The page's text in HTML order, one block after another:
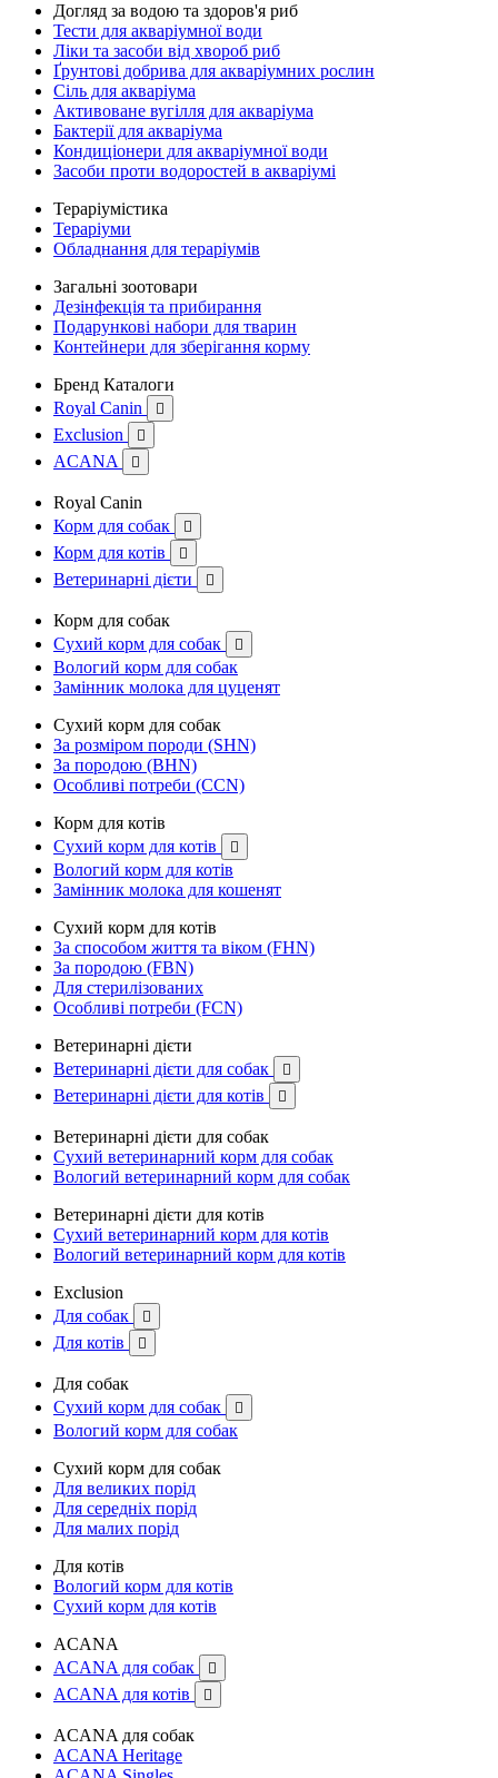
Догляд за водою та здоров'я риб
Тести для акваріумної води
Ліки та засоби від хвороб риб
Ґрунтові добрива для акваріумних рослин
Сіль для акваріума
Активоване вугілля для акваріума
Бактерії для акваріума
Кондиціонери для акваріумної води
Засоби проти водоростей в акваріумі
Тераріумістика
Тераріуми
Обладнання для тераріумів
Загальні зоотовари
Дезінфекція та прибирання
Подарункові набори для тварин
Контейнери для зберігання корму
Бренд Каталоги
Royal Canin

Exclusion 
ACANA 
Royal Canin
Корм для собак

Корм для котів 
Ветеринарні дієти 
Корм для собак
Сухий корм для собак

Вологий корм для собак
Замінник молока для цуценят
Сухий корм для собак
За розміром породи (SHN)
За породою (BHN)
Особливі потреби (CCN)
Корм для котів
Сухий корм для котів

Вологий корм для котів
Замінник молока для кошенят
Сухий корм для котів
За способом життя та віком (FHN)
За породою (FBN)
Для стерилізованих
Особливі потреби (FCN)
Ветеринарні дієти
Ветеринарні дієти для собак

Ветеринарні дієти для котів 
Ветеринарні дієти для собак
Сухий ветеринарний корм для собак
Вологий ветеринарний корм для собак
Ветеринарні дієти для котів
Сухий ветеринарний корм для котів
Вологий ветеринарний корм для котів
Exclusion
Для собак

Для котів 
Для собак
Сухий корм для собак

Вологий корм для собак
Сухий корм для собак
Для великих порід
Для середніх порід
Для малих порід
Для котів
Вологий корм для котів
Сухий корм для котів
ACANA
ACANA для собак

ACANA для котів 
ACANA для собак
ACANA Heritage